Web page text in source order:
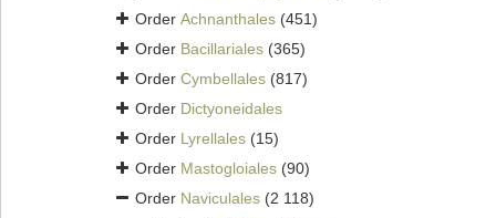
Order Achnanthales (451)
Order Bacillariales (365)
Order Cymbellales (817)
Order Dictyoneidales
Order Lyrellales (15)
Order Mastogloiales (90)
Order Naviculales (2 118)